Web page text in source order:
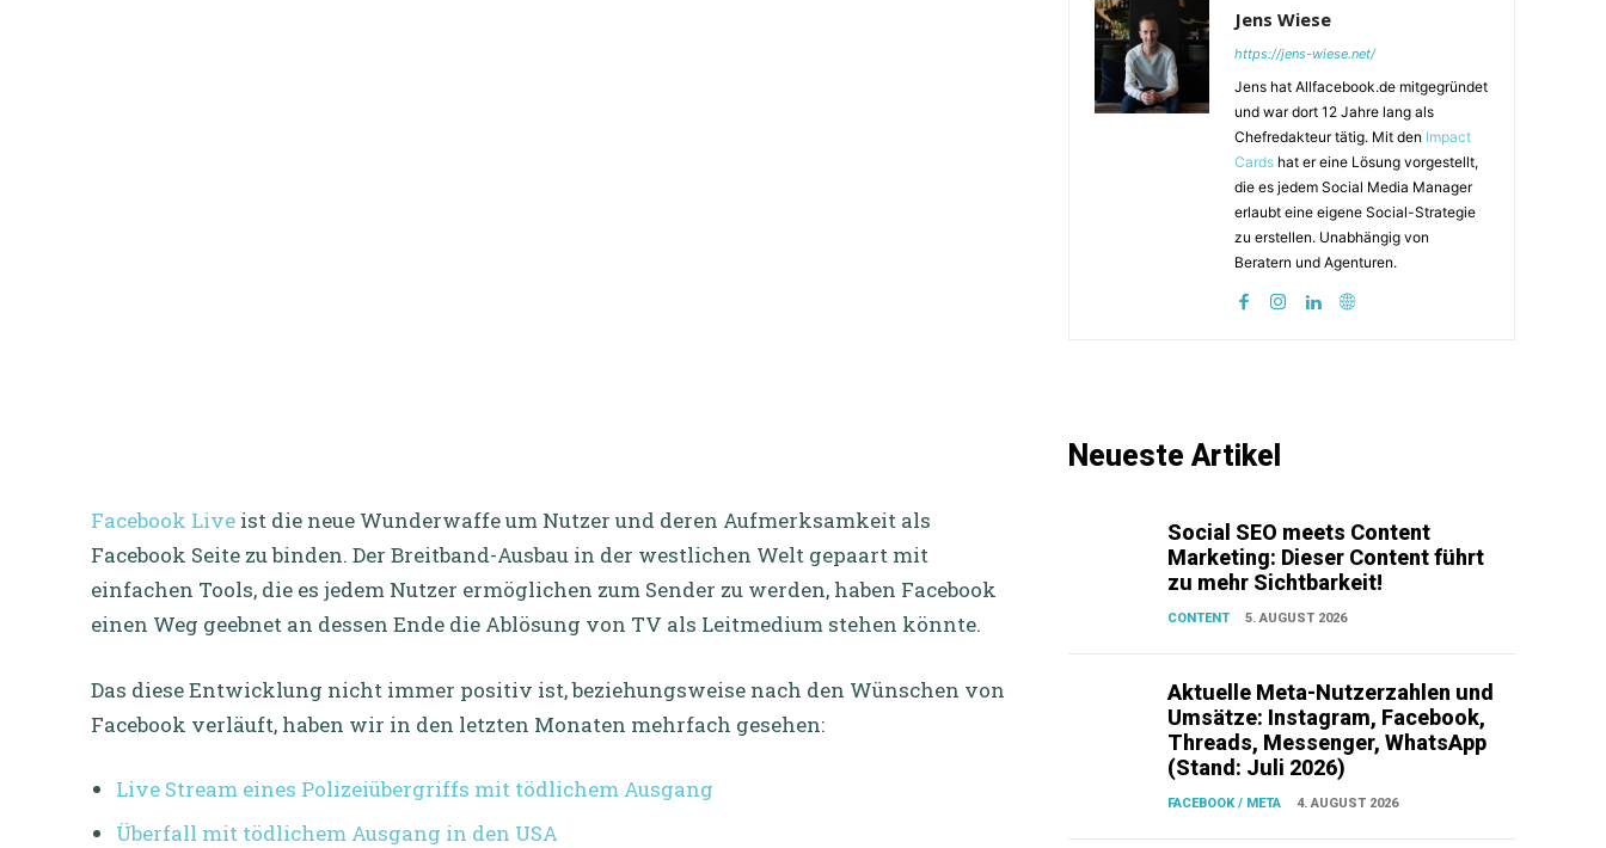
Facebook Live ist die neue Wunderwaffe um Nutzer und deren Aufmerksamkeit als
Facebook Seite zu binden. Der Breitband-Ausbau in der westlichen Welt gepaart mit
einfachen Tools, die es jedem Nutzer ermöglichen zum Sender zu werden, haben Facebook
einen Weg geebnet an dessen Ende die Ablösung von TV als Leitmedium stehen könnte.
Das diese Entwicklung nicht immer positiv ist, beziehungsweise nach den Wünschen von
Facebook verläuft, haben wir in den letzten Monaten mehrfach gesehen:
Live Stream eines Polizeiübergriffs mit tödlichem Ausgang
Überfall mit tödlichem Ausgang in den USA
Jens Wiese
https://jens-wiese.net/
Jens hat Allfacebook.de mitgegründet
und war dort 12 Jahre lang als
Chefredakteur tätig. Mit den Impact
Cards hat er eine Lösung vorgestellt,
die es jedem Social Media Manager
erlaubt eine eigene Social-Strategie
zu erstellen. Unabhängig von
Beratern und Agenturen.
Neueste Artikel
Social SEO meets Content
Marketing: Dieser Content führt
zu mehr Sichtbarkeit!
CONTENT 5. AUGUST 2026
Aktuelle Meta-Nutzerzahlen und
Umsätze: Instagram, Facebook,
Threads, Messenger, WhatsApp
(Stand: Juli 2026)
FACEBOOK / META 4. AUGUST 2026